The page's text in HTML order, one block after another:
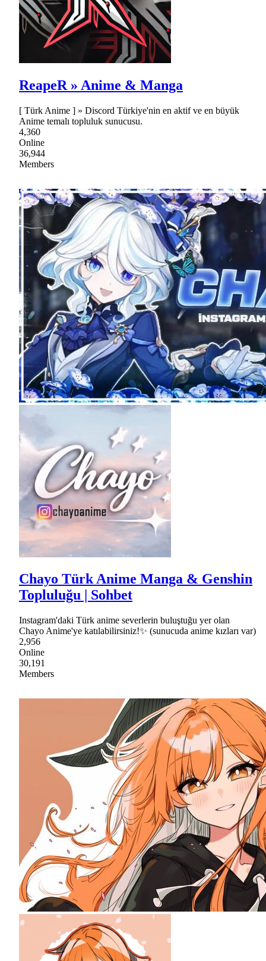
ReapeR » Anime & Manga
[ Türk Anime ] » Discord Türkiye'nin en aktif ve en büyük
Anime temalı topluluk sunucusu.
4,360
Online
36,944
Members
Chayo Türk Anime Manga & Genshin
Topluluğu | Sohbet
Instagram'daki Türk anime severlerin buluştuğu yer olan
Chayo Anime'ye katılabilirsiniz!✨ (sunucuda anime kızları var)
2,956
Online
30,191
Members